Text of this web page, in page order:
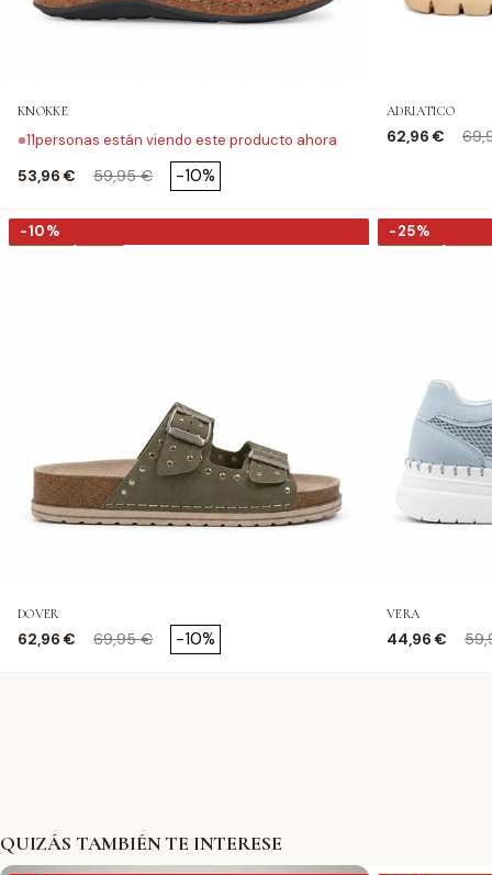
KNOKKE
11personas están viendo este producto ahora
Precio
53,96 € Precio base
59,95 € -10%
ADRIATICO
Precio
62,96 €
-10%
DOVER
Precio
62,96 € Precio base
69,95 € -10%
NUEVO -25%
VERA
Precio
44,96 €
NUEVO
QUIZÁS TAMBIÉN TE INTERESE